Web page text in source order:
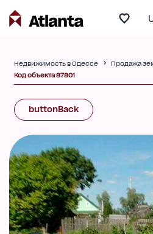
Недвижимость в Одессе
Продажа
Код объекта 87801
buttonBack